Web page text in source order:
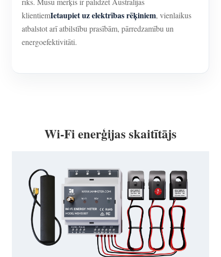
klientiemIetaupiet uz elektrības rēķiniem, vienlaikus
atbalstot arī atbilstību prasībām, pārredzamību un
energoefektivitāti.
Wi-Fi enerģijas skaitītājs